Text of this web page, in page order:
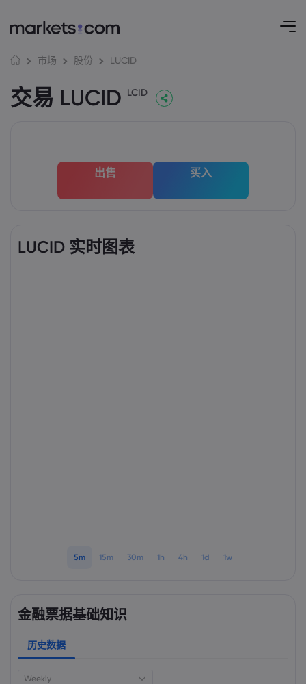
市场 股份 LUCID
交易 LUCID LCID
出售 买入
LUCID 实时图表
5m 15m 30m 1h 4h 1d 1w
金融票据基础知识
历史数据
Weekly